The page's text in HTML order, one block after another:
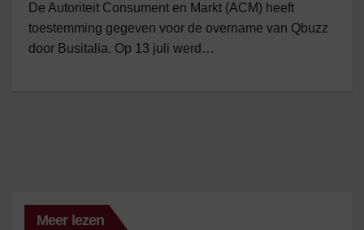
De Autoriteit Consument en Markt (ACM) heeft
toestemming gegeven voor de overname van Qbuzz
door Busitalia. Op 13 juli werd…
Meer lezen